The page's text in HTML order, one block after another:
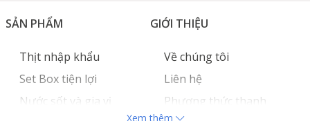
SẢN PHẨM
Thịt nhập khẩu
Set Box tiện lợi
Nước sốt và gia vị
GIỚI THIỆU
Về chúng tôi
Liên hệ
Phương thức thanh
Xem thêm